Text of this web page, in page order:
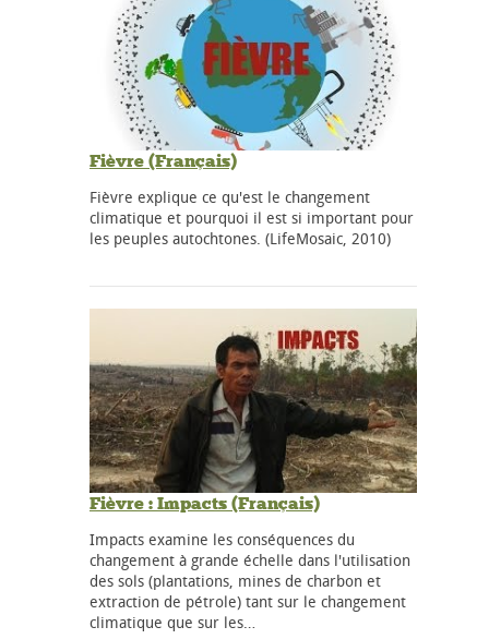
Fièvre (Français)
Fièvre explique ce qu'est le changement
climatique et pourquoi il est si important pour
les peuples autochtones. (LifeMosaic, 2010)
Fièvre : Impacts (Français)
Impacts examine les conséquences du
changement à grande échelle dans l'utilisation
des sols (plantations, mines de charbon et
extraction de pétrole) tant sur le changement
climatique que sur les…